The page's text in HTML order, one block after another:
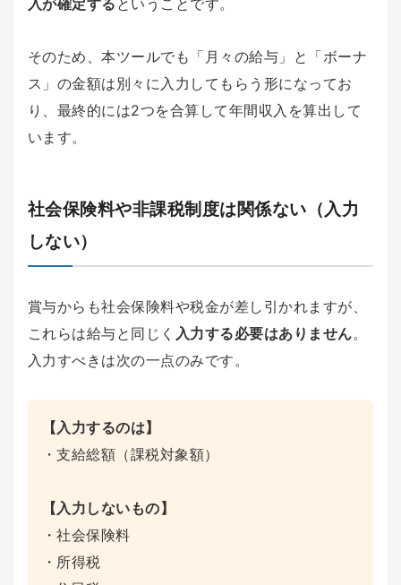
入が確定する ということです。
そのため、本ツールでも「月々の給与」と「ボーナ
ス」の金額は別々に入力してもらう形になってお
り、最終的には2つを合算して年間収入を算出して
います。
社会保険料や非課税制度は関係ない（入力
しない）
賞与からも社会保険料や税金が差し引かれますが、
これらは給与と同じく 入力する必要はありません。
入力すべきは次の一点のみです。
【入力するのは】
・支給総額（課税対象額）
【入力しないもの】
・社会保険料
・所得税